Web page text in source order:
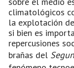
climatológicos
la explotación
si bien es
repercusiones
brañas del